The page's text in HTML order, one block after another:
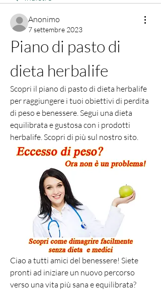
Anonimo
7 settembre 2023
Piano di pasto di
dieta herbalife
Scopri il piano di pasto di dieta herbalife
per raggiungere i tuoi obiettivi di perdita
di peso e benessere. Segui una dieta
equilibrata e gustosa con i prodotti
herbalife. Scopri di più sul nostro sito.
Ciao a tutti amici del benessere! Siete
pronti ad iniziare un nuovo percorso
verso una vita più sana e equilibrata?